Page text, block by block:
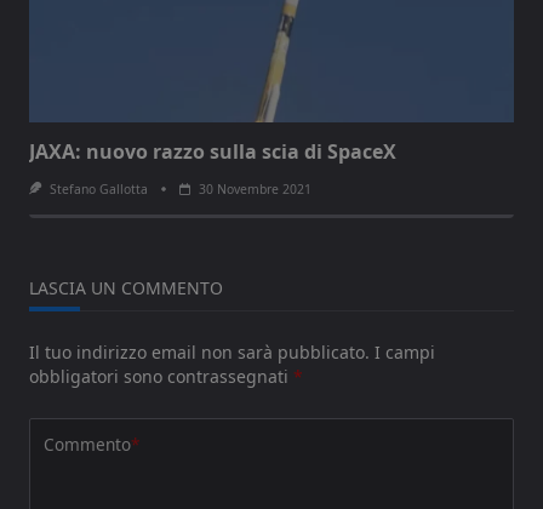
JAXA: nuovo razzo sulla scia di SpaceX
Stefano Gallotta 30 Novembre 2021
LASCIA UN COMMENTO
Il tuo indirizzo email non sarà pubblicato. I campi
obbligatori sono contrassegnati *
Commento*